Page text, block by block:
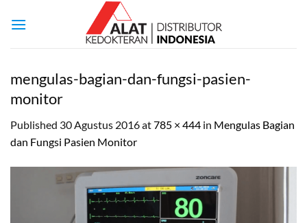
mengulas-bagian-dan-fungsi-pasien-
monitor
Published 30 Agustus 2016at785 × 444 in Mengulas Bagian
dan Fungsi Pasien Monitor